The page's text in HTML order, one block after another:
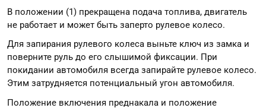
В положении (1) прекращена подача топлива, двигатель
не работает и может быть заперто рулевое колесо.
Для запирания рулевого колеса выньте ключ из замка и
поверните руль до его слышимой фиксации. При
покидании автомобиля всегда запирайте рулевое колесо.
Этим затрудняется потенциальный угон автомобиля.
Положение включения преднакала и положение